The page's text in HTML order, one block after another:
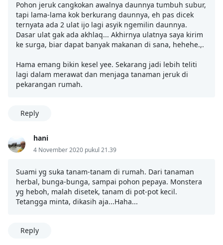
Pohon jeruk cangkokan awalnya daunnya tumbuh subur,
tapi lama-lama kok berkurang daunnya, eh pas dicek
ternyata ada 2 ulat ijo lagi asyik ngemilin daunnya.
Dasar ulat gak ada akhlaq... Akhirnya ulatnya saya kirim
ke surga, biar dapat banyak makanan di sana, hehehe.,.
Hama emang bikin kesel yee. Sekarang jadi lebih teliti
lagi dalam merawat dan menjaga tanaman jeruk di
pekarangan rumah.
Reply
hani
4 November 2020 pukul 21.39
Suami yg suka tanam-tanam di rumah. Dari tanaman
herbal, bunga-bunga, sampai pohon pepaya. Monstera
yg heboh, malah disetek, tanam di pot-pot kecil.
Tetangga minta, dikasih aja...Haha...
Reply